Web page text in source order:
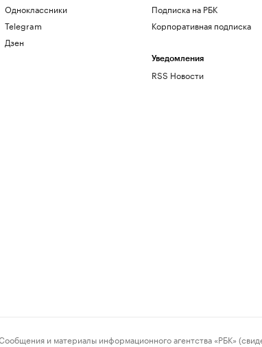
Одноклассники
Telegram
Дзен
Подписка на РБК
Корпоративная подписка
Уведомления
RSS Новости
и материалы информационного агентства «РБК»